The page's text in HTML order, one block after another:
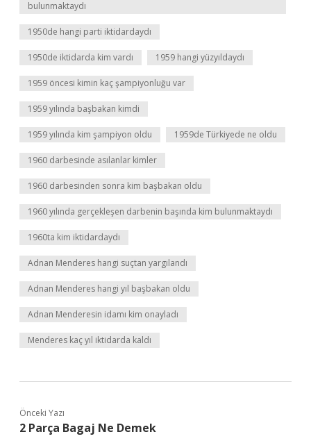
bulunmaktaydı
1950de hangi parti iktidardaydı
1950de iktidarda kim vardı 1959 hangi yüzyıldaydı
1959 öncesi kimin kaç şampiyonluğu var
1959 yılında başbakan kimdi
1959 yılında kim şampiyon oldu 1959de Türkiyede ne oldu
1960 darbesinde asılanlar kimler
1960 darbesinden sonra kim başbakan oldu
1960 yılında gerçekleşen darbenin başında kim bulunmaktaydı
1960ta kim iktidardaydı
Adnan Menderes hangi suçtan yargılandı
Adnan Menderes hangi yıl başbakan oldu
Adnan Menderesin idamı kim onayladı
Menderes kaç yıl iktidarda kaldı
Önceki Yazı
2 Parça Bagaj Ne Demek